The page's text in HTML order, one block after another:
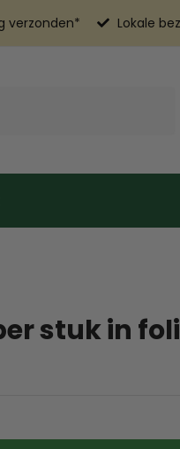
verzonden* Lokale
stuk in